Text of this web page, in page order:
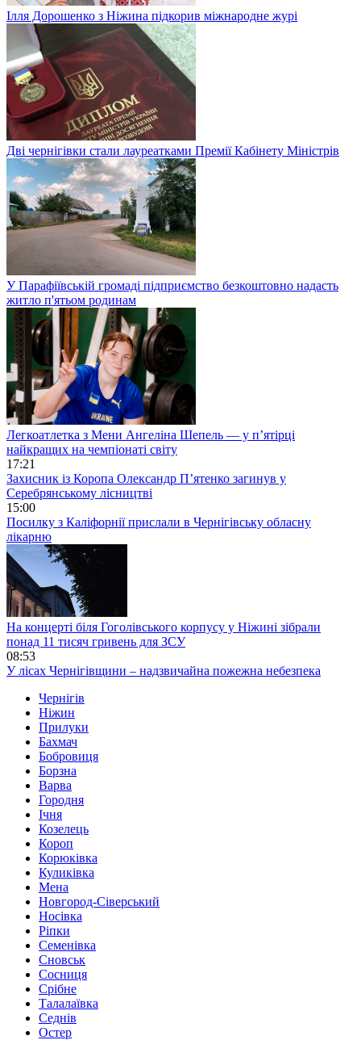
Ілля Дорошенко з Ніжина підкорив міжнародне журі
Дві чернігівки стали лауреатками Премії Кабінету Міністрів
У Парафіївській громаді підприємство безкоштовно надасть
житло п'ятьом родинам
Легкоатлетка з Мени Ангеліна Шепель — у п’ятірці
найкращих на чемпіонаті світу
17:21
Захисник із Коропа Олександр П’ятенко загинув у
Серебрянському лісництві
15:00
Посилку з Каліфорнії прислали в Чернігівську обласну
лікарню
На концерті біля Гоголівського корпусу у Ніжині зібрали
понад 11 тисяч гривень для ЗСУ
08:53
У лісах Чернігівщини – надзвичайна пожежна небезпека
Чернігів
Ніжин
Прилуки
Бахмач
Бобровиця
Борзна
Варва
Городня
Ічня
Козелець
Короп
Корюківка
Куликівка
Мена
Новгород-Сіверський
Носівка
Ріпки
Семенівка
Сновськ
Сосниця
Срібне
Талалаївка
Седнів
Остер